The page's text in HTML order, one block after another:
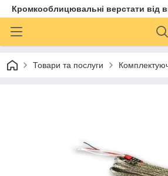
Кромкооблицювальні верстати від
Товари та послуги